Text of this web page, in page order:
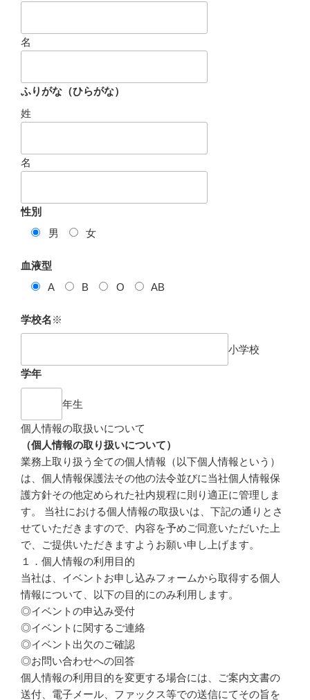
名
ふりがな（ひらがな）
姓
名
性別
男
女
血液型
A
B O AB
学校名※
小学校
学年
年生
個人情報の取扱いについて
（個人情報の取り扱いについて）
業務上取り扱う全ての個人情報（以下個人情報という）
は、個人情報保護法その他の法令並びに当社個人情報保
護方針その他定められた社内規程に則り適正に管理しま
す。 当社における個人情報の取扱いは、下記の通りとさ
せていただきますので、内容を予めご同意いただいた上
で、ご提供いただきますようお願い申し上げます。
１．個人情報の利用目的
当社は、イベントお申し込みフォームから取得する個人
情報について、以下の目的にのみ利用します。
◎イベントの申込み受付
◎イベントに関するご連絡
◎イベント出欠のご確認
◎お問い合わせへの回答
個人情報の利用目的を変更する場合には、ご案内文書の
送付、電子メール、ファックス等での送信にてその旨を